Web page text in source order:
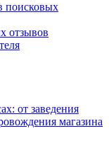
поисковых
отзывов
от заведения
магазина